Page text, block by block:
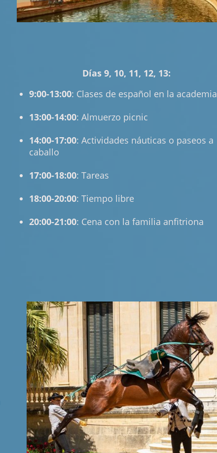
Días 9, 10, 11, 12, 13:
9:00-13:00: Clases de español en la academia
13:00-14:00: Almuerzo picnic
14:00-17:00: Actividades náuticas o paseos a
caballo
17:00-18:00: Tareas
18:00-20:00: Tiempo libre
20:00-21:00: Cena con la familia anfitriona